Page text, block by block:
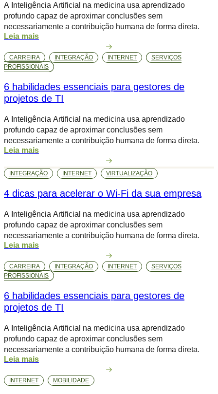
A Inteligência Artificial na medicina usa aprendizado
profundo capaz de aproximar conclusões sem
necessariamente a contribuição humana de forma direta.
Leia mais
CARREIRA INTEGRAÇÃO INTERNET
SERVIÇOS
PROFISSIONAIS
6 habilidades essenciais para gestores de
projetos de TI
A Inteligência Artificial na medicina usa aprendizado
profundo capaz de aproximar conclusões sem
necessariamente a contribuição humana de forma direta.
Leia mais
INTEGRAÇÃO INTERNET VIRTUALIZAÇÃO
4 dicas para acelerar o Wi-Fi da sua empresa
A Inteligência Artificial na medicina usa aprendizado
profundo capaz de aproximar conclusões sem
necessariamente a contribuição humana de forma direta.
Leia mais
CARREIRA INTEGRAÇÃO INTERNET
SERVIÇOS
PROFISSIONAIS
6 habilidades essenciais para gestores de
projetos de TI
A Inteligência Artificial na medicina usa aprendizado
profundo capaz de aproximar conclusões sem
necessariamente a contribuição humana de forma direta.
Leia mais
INTERNET MOBILIDADE